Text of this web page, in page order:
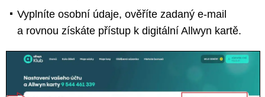
Vyplníte osobní údaje, ověříte zadaný e-mail
a rovnou získáte přístup k digitální Allwyn kartě.